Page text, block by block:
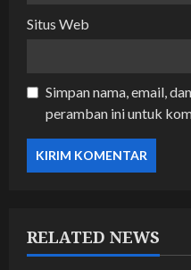
Situs Web
Simpan nama, email,
peramban ini untuk
RELATED NEWS